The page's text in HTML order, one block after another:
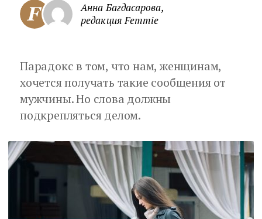
Анна Багдасарова,
редакция Femmie
Парадокс в том, что нам, женщинам,
хочется получать такие сообщения от
мужчины. Но слова должны
подкрепляться делом.